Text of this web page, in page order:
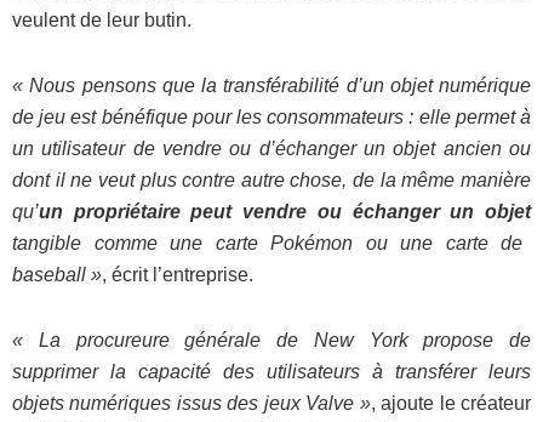
veulent de leur butin.
« Nous pensons que la transférabilité d’un objet numérique
de jeu est bénéfique pour les consommateurs : elle permet à
un utilisateur de vendre ou d’échanger un objet ancien ou
dont il ne veut plus contre autre chose, de la même manière
qu’un propriétaire peut vendre ou échanger un objet
tangible comme une carte Pokémon ou une carte de
baseball », écrit l’entreprise.
« La procureure générale de New York propose de
supprimer la capacité des utilisateurs à transférer leurs
objets numériques issus des jeux Valve », ajoute le créateur